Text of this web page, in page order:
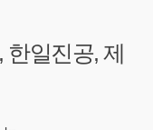
한일진공, 제